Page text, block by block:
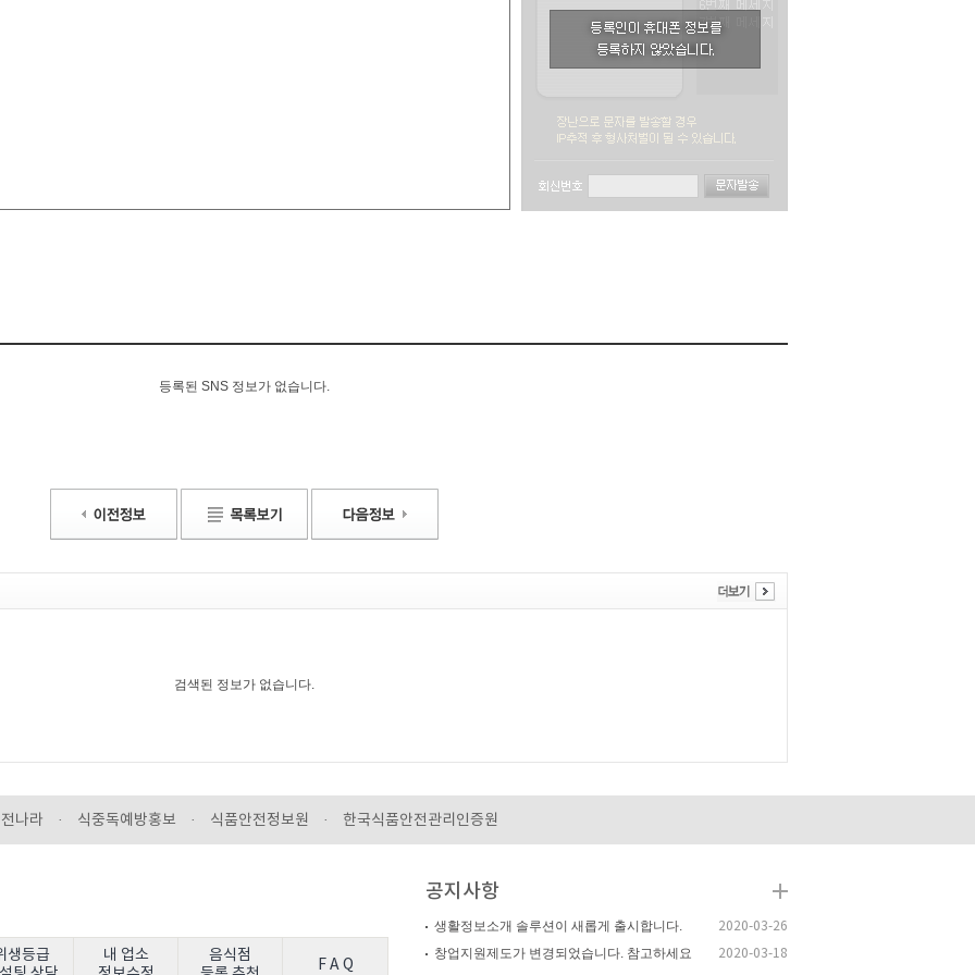
등록된 SNS 정보가 없습니다.
검색된 정보가 없습니다.
나라 · 식중독예방홍보 · 식품안전정보원 · 한국식품안전관리인증원
생등급
내 업소
음식점
F A Q
공지사항
생활정보소개 솔루션이 새롭게 출시합니다. 2020-03-26
창업지원제도가 변경되었습니다. 참고하세요 2020-03-18